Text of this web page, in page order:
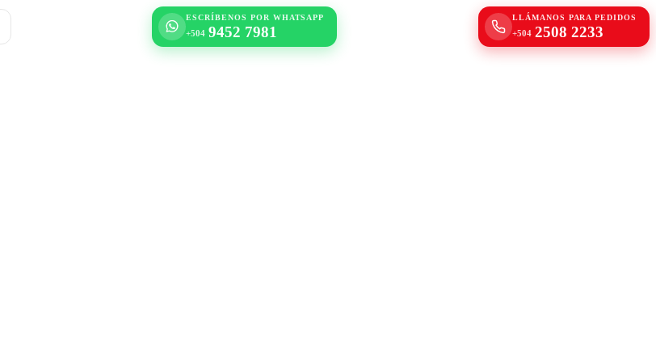
ESCRÍBENOS POR WHATSAPP
+504 9452 7981
LLÁMANOS PARA PEDIDOS
+504 2508 2233